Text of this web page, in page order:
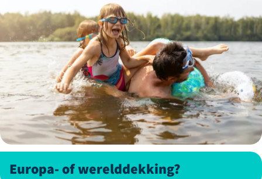
Europa- of werelddekking?